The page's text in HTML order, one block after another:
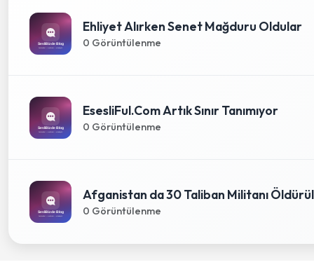
Ehliyet Alırken Senet Mağduru Oldular
0 Görüntülenme
EsesliFul.Com Artık Sınır Tanımıyor
0 Görüntülenme
Afganistan da 30 Taliban Militanı
0 Görüntülenme